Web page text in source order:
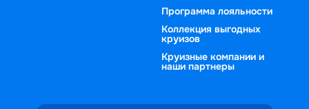
Программа лояльности
Коллекция выгодных
круизов
Круизные компании и
наши партнеры